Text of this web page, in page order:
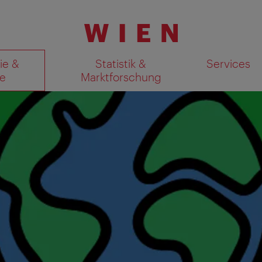
&
Statistik &
Marktforschung
Services
Suchergebnisse auf Karte